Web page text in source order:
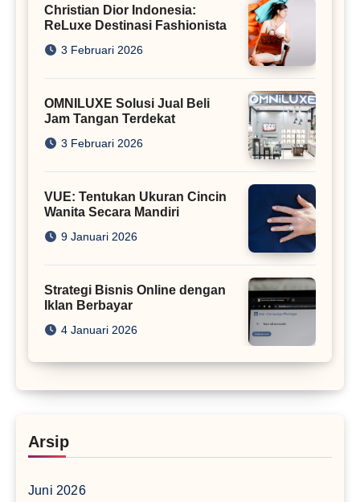
Christian Dior Indonesia:
ReLuxe Destinasi Fashionista
3 Februari 2026
OMNILUXE Solusi Jual Beli
Jam Tangan Terdekat
3 Februari 2026
VUE: Tentukan Ukuran Cincin
Wanita Secara Mandiri
9 Januari 2026
Strategi Bisnis Online dengan
Iklan Berbayar
4 Januari 2026
Arsip
Juni 2026